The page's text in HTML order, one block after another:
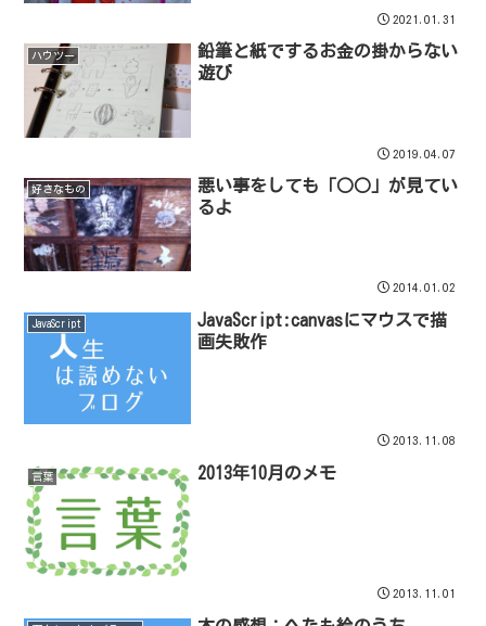
2021.01.31
ハウツー
鉛筆と紙でするお金の掛からない
遊び
2019.04.07
好きなもの
悪い事をしても「○○」が見てい
るよ
2014.01.02
JavaScript
JavaScript:canvasにマウスで描
画失敗作
2013.11.08
言葉 2013年10月のメモ
2013.11.01